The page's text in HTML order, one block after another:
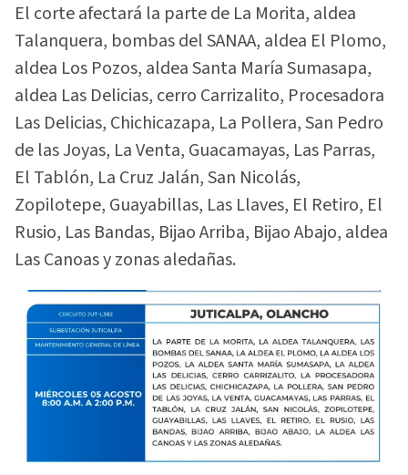
El corte afectará la parte de La Morita, aldea
Talanquera, bombas del SANAA, aldea El Plomo,
aldea Los Pozos, aldea Santa María Sumasapa,
aldea Las Delicias, cerro Carrizalito, Procesadora
Las Delicias, Chichicazapa, La Pollera, San Pedro
de las Joyas, La Venta, Guacamayas, Las Parras,
El Tablón, La Cruz Jalán, San Nicolás,
Zopilotepe, Guayabillas, Las Llaves, El Retiro, El
Rusio, Las Bandas, Bijao Arriba, Bijao Abajo, aldea
Las Canoas y zonas aledañas.